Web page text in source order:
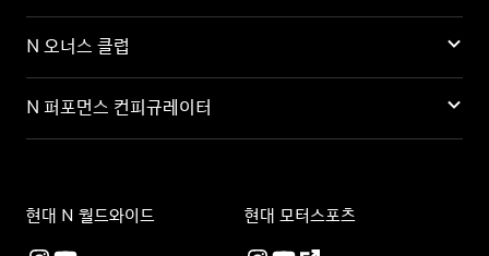
N 오너스 클럽
N 퍼포먼스 컨피규레이터
현대 N 월드와이드 현대 모터스포츠